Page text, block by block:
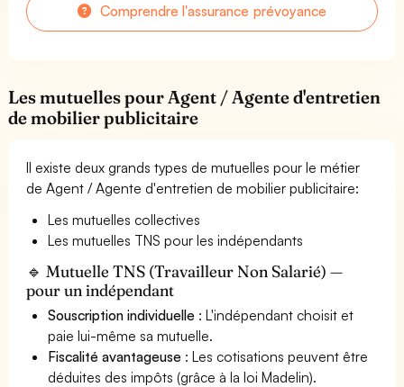
Comprendre l'assurance prévoyance
Les mutuelles pour Agent / Agente d'entretien
de mobilier publicitaire
Il existe deux grands types de mutuelles pour le métier
de Agent / Agente d'entretien de mobilier publicitaire:
Les mutuelles collectives
Les mutuelles TNS pour les indépendants
🔹 Mutuelle TNS (Travailleur Non Salarié) —
pour un indépendant
Souscription individuelle : L'indépendant choisit et
paie lui-même sa mutuelle.
Fiscalité avantageuse : Les cotisations peuvent être
déduites des impôts (grâce à la loi Madelin).